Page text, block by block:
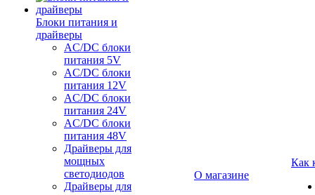
Блоки питания и
драйверы
AC/DC блоки
питания 5V
AC/DC блоки
питания 12V
AC/DC блоки
питания 24V
AC/DC блоки
питания 48V
Драйверы для
мощных
светодиодов
Драйверы для
О магазине
Как